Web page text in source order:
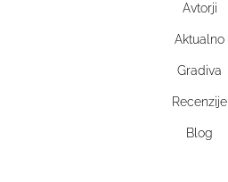
Avtorji
Aktualno
Gradiva
Recenzije
Blog